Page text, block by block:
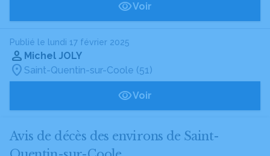
Voir
Publié le lundi 17 février 2025
Michel JOLY
Saint-Quentin-sur-Coole (51)
Voir
Avis de décès des environs de Saint-